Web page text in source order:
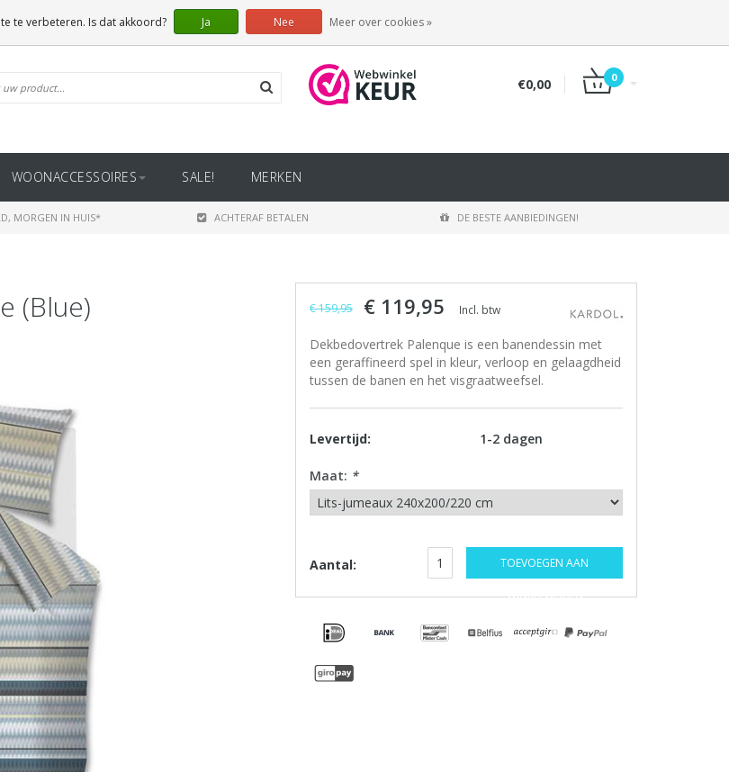
€0,00 0
WOONACCESSOIRES SALE! MERKEN
MORGEN IN HUIS* ACHTERAF BETALEN DE BESTE AANBIEDINGEN!
(Blue) € 159,95 € 119,95 Incl. btw
Dekbedovertrek Palenque is een banendessin met
een geraffineerd spel in kleur, verloop en gelaagdheid
tussen de banen en het visgraatweefsel.
Levertijd: 1-2 dagen
Maat: *
Aantal: TOEVOEGEN AAN
WINKELWAGEN
te verbeteren. Is dat akkoord? Ja Nee Meer over cookies »